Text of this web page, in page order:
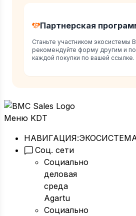
Партнерская
Станьте участником экосистемы
рекомендуйте форму другим и
каждой покупки по вашей ссылке.
Меню KDT
НАВИГАЦИЯ:
Соц. сети
Социально
деловая
среда
Agartu
Социально